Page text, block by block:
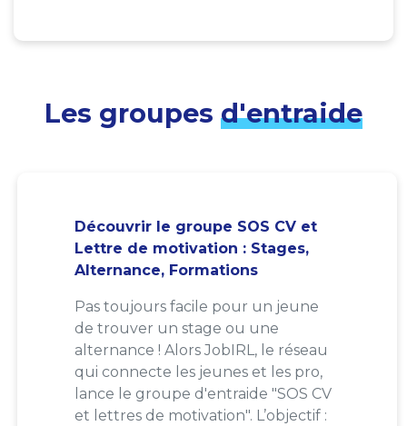
Les groupes d'entraide
Découvrir le groupe SOS CV et
Lettre de motivation : Stages,
Alternance, Formations
Pas toujours facile pour un jeune
de trouver un stage ou une
alternance ! Alors JobIRL, le réseau
qui connecte les jeunes et les pro,
lance le groupe d'entraide "SOS CV
et lettres de motivation". L’objectif :